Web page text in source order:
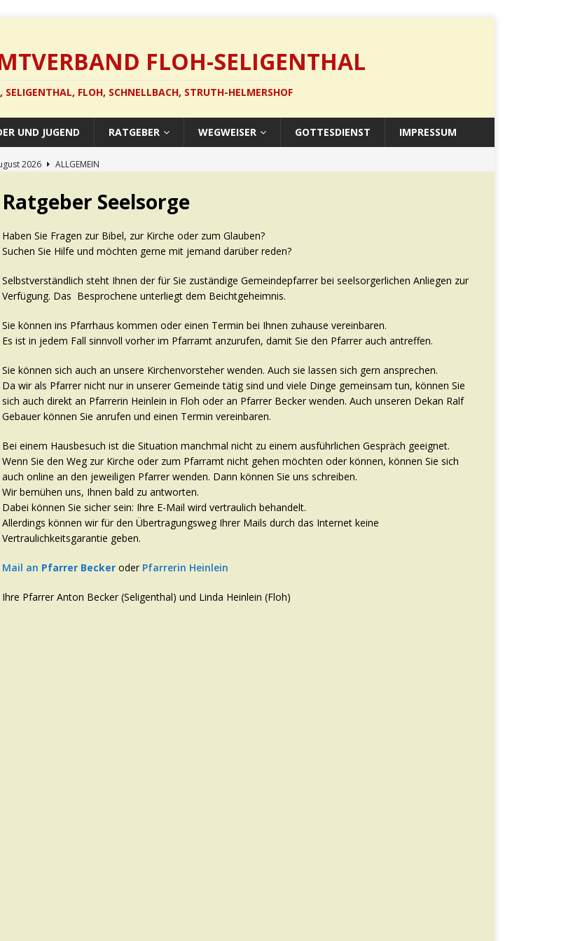
FLOH-SELIGENTHAL
FLOH, SCHNELLBACH, STRUTH-HELMERSHOF
UND JUGEND RATGEBER WEGWEISER GOTTESDIENST IMPRESSUM
2026
ALLGEMEIN
ALLGEMEIN
ALLGEMEIN
ALLGEMEIN
Ratgeber Seelsorge
Haben Sie Fragen zur Bibel, zur Kirche oder zum Glauben?
Suchen Sie Hilfe und möchten gerne mit jemand darüber reden?
Selbstverständlich steht Ihnen der für Sie zuständige Gemeindepfarrer bei seelsorgerlichen Anliegen zur
Verfügung. Das Besprochene unterliegt dem Beichtgeheimnis.
Sie können ins Pfarrhaus kommen oder einen Termin bei Ihnen zuhause vereinbaren.
Es ist in jedem Fall sinnvoll vorher im Pfarramt anzurufen, damit Sie den Pfarrer auch antreffen.
Sie können sich auch an unsere Kirchenvorsteher wenden. Auch sie lassen sich gern ansprechen.
Da wir als Pfarrer nicht nur in unserer Gemeinde tätig sind und viele Dinge gemeinsam tun, können Sie
sich auch direkt an Pfarrerin Heinlein in Floh oder an Pfarrer Becker wenden. Auch unseren Dekan Ralf
Gebauer können Sie anrufen und einen Termin vereinbaren.
Bei einem Hausbesuch ist die Situation manchmal nicht zu einem ausführlichen Gespräch geeignet.
Wenn Sie den Weg zur Kirche oder zum Pfarramt nicht gehen möchten oder können, können Sie sich
auch online an den jeweiligen Pfarrer wenden. Dann können Sie uns schreiben.
Wir bemühen uns, Ihnen bald zu antworten.
Dabei können Sie sicher sein: Ihre E-Mail wird vertraulich behandelt.
Allerdings können wir für den Übertragungsweg Ihrer Mails durch das Internet keine
Vertraulichkeitsgarantie geben.
Mail an Pfarrer Beckeroder Pfarrerin Heinlein
Ihre Pfarrer Anton Becker (Seligenthal) und Linda Heinlein (Floh)